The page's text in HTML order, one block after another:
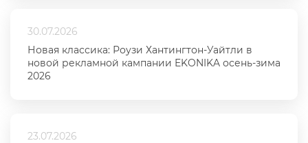
30.07.2026
Новая классика: Роузи Хантингтон-Уайтли в
новой рекламной кампании EKONIKA осень-зима
2026
23.07.2026